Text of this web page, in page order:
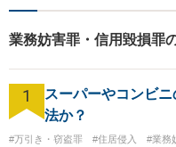
業務妨害罪・信用毀損罪
1
スーパーやコンビ
法か？
#万引き・窃盗罪 #住居侵入 #業務